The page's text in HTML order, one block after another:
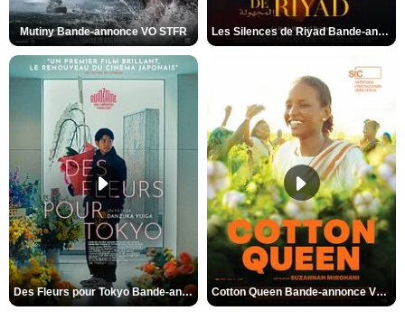
Mutiny Bande-annonce VO STFR Les Silences de Riyad Bande-annonce VO STFR
Des Fleurs pour Tokyo Bande-annonce VO STFR Cotton Queen Bande-annonce VO STFR